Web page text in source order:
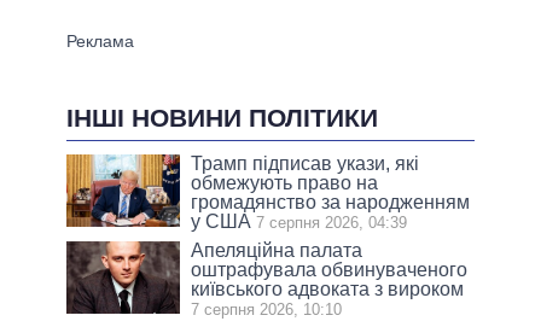
ІНШІ НОВИНИ ПОЛІТИКИ
Трамп підписав укази, які
обмежують право на
громадянство за народженням
у США 7 серпня 2026, 04:39
Апеляційна палата
оштрафувала обвинуваченого
київського адвоката з вироком
7 серпня 2026, 10:10